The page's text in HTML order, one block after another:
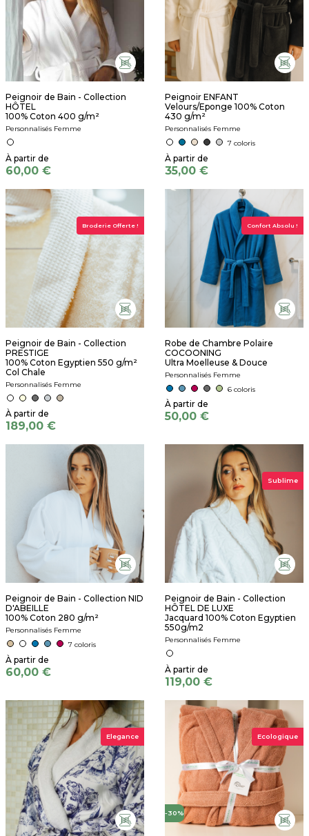
Peignoir de Bain - Collection
HÔTEL
100% Coton 400 g/m²
Personnalisés Femme
60,00 €
Peignoir ENFANT
Velours/Eponge 100% Coton
430 g/m²
Personnalisés Femme
7 coloris
35,00 €
Broderie Offerte !
Peignoir de Bain - Collection
PRESTIGE
100% Coton Egyptien 550 g/m²
Col Chale
Personnalisés Femme
189,00 €
Confort Absolu !
Robe de Chambre Polaire
COCOONING
Ultra Moelleuse & Douce
Personnalisés Femme
6 coloris
50,00 €
Peignoir de Bain - Collection NID
D'ABEILLE
100% Coton 280 g/m²
Personnalisés Femme
7 coloris
60,00 €
Sublime
Peignoir de Bain - Collection
HÔTEL DE LUXE
Jacquard 100% Coton Egyptien
550g/m2
Personnalisés Femme
119,00 €
Elegance
-30%
Ecologique